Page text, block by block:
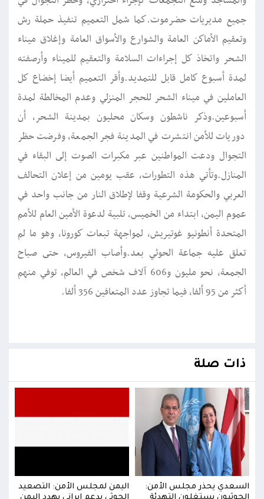
جميع مديريات حضرموت.كما شمل التعميم تنفيذ حملة رش
وتعقيم الأماكن العامة والشوارع والأسواق العامة وإغلاق ميناء
الشحر واتخاذ كل إجراءات السلامة والتعقيم للميناء وأرصفته
لمدة أسبوع كامل قابل للتمديد.وأقر التعميم أيضا إخضاع كل
العاملين في ميناء الشحر للحجر المنزلي وعدم المخالطة لمدة
أسبوعين.وذكر ناشطون وسكان محليون بمدينة الشحر، أن
دوريات للأمن انتشرت في المدينة فجر الجمعة، وفرضت حظر
التجوال ودعت المواطنين عبر مكبرات الصوت إلى البقاء في
المنازل.وتأتي هذه التطورات، عقب يومين من إعلان التحالف
العربي والحكومة الشرعية وقفا لإطلاق النار من جانب واحد في
عموم اليمن، ابتداء من الخميس، تلبية لدعوة الأمين العام للأمم
المتحدة أنطونيو غوتيريش، لمواجهة تبعات كورونا، وهو ما لم
تعلق عليه جماعة الحوثي بعد.وأصاب الفيروس، حتى صباح
الجمعة، نحو مليون و606 آلاف شخص في العالم، توفي منهم
أكثر من 95 ألفا، فيما تجاوز عدد المتعافين 356 ألفا.
ذات صلة
السعدي يحذر مجلس الأمن:
اليمن لمجلس الأمن: التصعيد